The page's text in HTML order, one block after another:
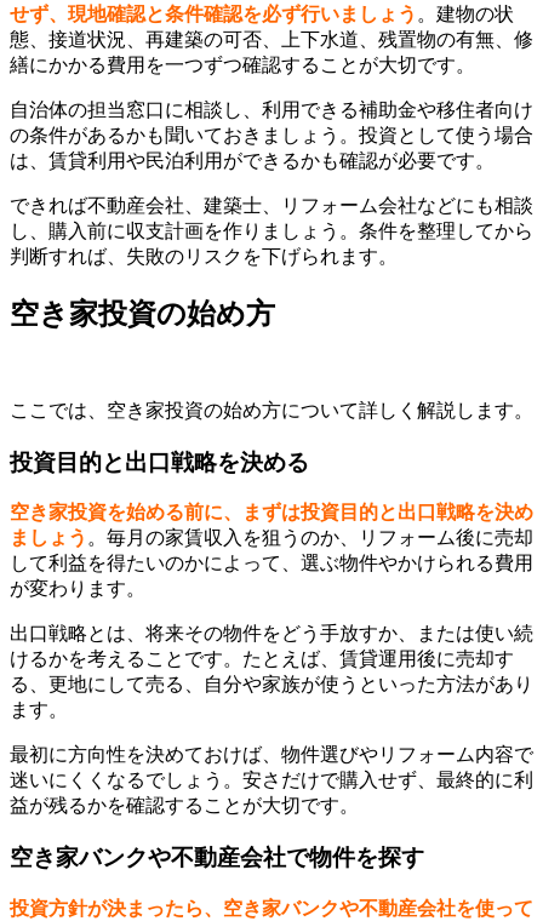
せず、現地確認と条件確認を必ず行いましょう 。建物の状
態、接道状況、再建築の可否、上下水道、残置物の有無、修
繕にかかる費用を一つずつ確認することが大切です。
自治体の担当窓口に相談し、利用できる補助金や移住者向け
の条件があるかも聞いておきましょう。投資として使う場合
は、賃貸利用や民泊利用ができるかも確認が必要です。
できれば不動産会社、建築士、リフォーム会社などにも相談
し、購入前に収支計画を作りましょう。条件を整理してから
判断すれば、失敗のリスクを下げられます。
空き家投資の始め方
ここでは、空き家投資の始め方について詳しく解説します。
投資目的と出口戦略を決める
空き家投資を始める前に、まずは投資目的と出口戦略を決め
ましょう 。毎月の家賃収入を狙うのか、リフォーム後に売却
して利益を得たいのかによって、選ぶ物件やかけられる費用
が変わります。
出口戦略とは、将来その物件をどう手放すか、または使い続
けるかを考えることです。たとえば、賃貸運用後に売却す
る、更地にして売る、自分や家族が使うといった方法があり
ます。
最初に方向性を決めておけば、物件選びやリフォーム内容で
迷いにくくなるでしょう。安さだけで購入せず、最終的に利
益が残るかを確認することが大切です。
空き家バンクや不動産会社で物件を探す
投資方針が決まったら、空き家バンクや不動産会社を使って